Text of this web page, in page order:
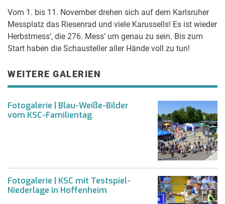
Vom 1. bis 11. November drehen sich auf dem Karlsruher
Messplatz das Riesenrad und viele Karussells! Es ist wieder
Herbstmess‘, die 276. Mess‘ um genau zu sein. Bis zum
Start haben die Schausteller aller Hände voll zu tun!
WEITERE GALERIEN
Fotogalerie | Blau-Weiße-Bilder
vom KSC-Familientag
Fotogalerie | KSC mit Testspiel-
Niederlage in Hoffenheim